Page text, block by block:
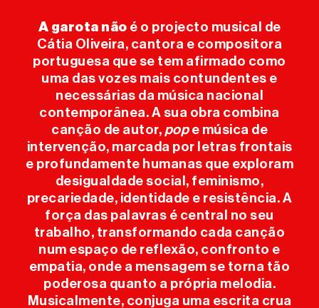
MERCH
OFICIAL
O FESTIVAL
EDIÇÕES
ANTERIORES
INFO ÚTIL
IMPRENSA
SPONSORS
A garota não é o projecto musical de
Cátia Oliveira, cantora e compositora
portuguesa que se tem afirmado como
uma das vozes mais contundentes e
necessárias da música nacional
contemporânea. A sua obra combina
canção de autor, pope música de
intervenção, marcada por letras frontais
e profundamente humanas que exploram
desigualdade social, feminismo,
precariedade, identidade e resistência. A
força das palavras é central no seu
trabalho, transformando cada canção
num espaço de reflexão, confronto e
empatia, onde a mensagem se torna tão
poderosa quanto a própria melodia.
Musicalmente, conjuga uma escrita crua